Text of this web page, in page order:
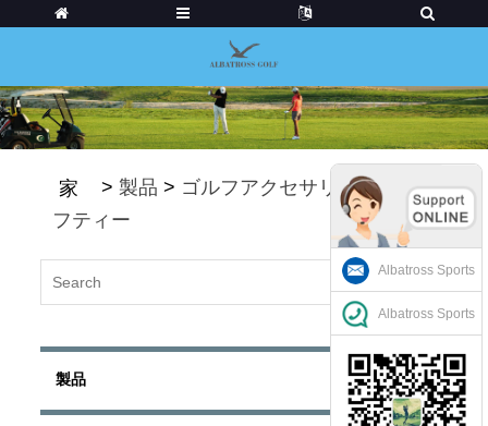
家 > 製品 > ゴルフアクセサリー>ゴル
フティー
製品
Albatross Sports
Albatross Sports